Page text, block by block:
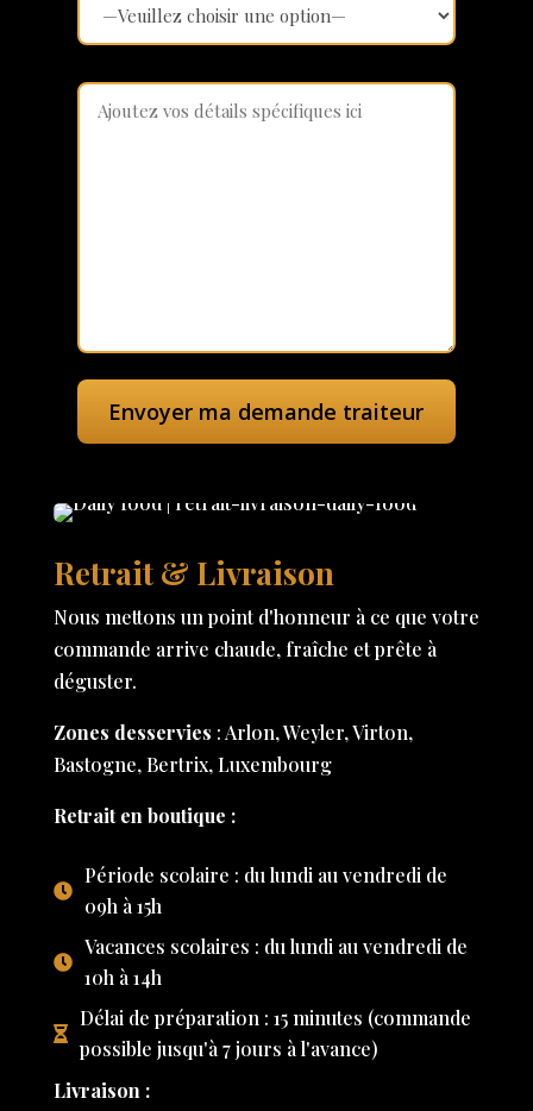
Retrait & Livraison
Nous mettons un point d'honneur à ce que votre
commande arrive chaude, fraîche et prête à
déguster.
Zones desservies : Arlon, Weyler, Virton,
Bastogne, Bertrix, Luxembourg
Retrait en boutique :
Période scolaire : du lundi au vendredi de
09h à 15h
Vacances scolaires : du lundi au vendredi de
10h à 14h
Délai de préparation : 15 minutes (commande
possible jusqu'à 7 jours à l'avance)
Livraison :